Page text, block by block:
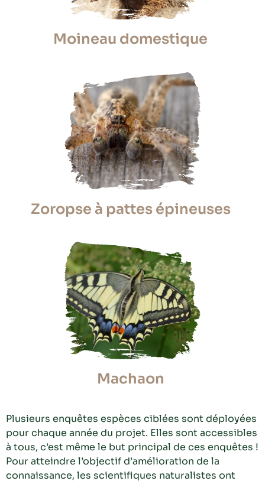
Moineau domestique
Zoropse à pattes épineuses
Machaon
Plusieurs enquêtes espèces ciblées sont déployées
pour chaque année du projet. Elles sont accessibles
à tous, c’est même le but principal de ces enquêtes !
Pour atteindre l’objectif d’amélioration de la
connaissance, les scientifiques naturalistes ont